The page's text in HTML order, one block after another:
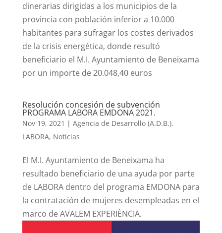
dinerarias dirigidas a los municipios de la
provincia con población inferior a 10.000
habitantes para sufragar los costes derivados
de la crisis energética, donde resultó
beneficiario el M.I. Ayuntamiento de Beneixama
por un importe de 20.048,40 euros
Resolución concesión de subvención
PROGRAMA LABORA EMDONA 2021.
Nov 19, 2021 | Agencia de Desarrollo (A.D.B.),
LABORA, Noticias
El M.I. Ayuntamiento de Beneixama ha
resultado beneficiario de una ayuda por parte
de LABORA dentro del programa EMDONA para
la contratación de mujeres desempleadas en el
marco de AVALEM EXPERIÈNCIA.